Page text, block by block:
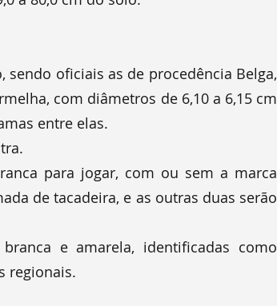
oficiais as de procedência Belga,
com diâmetros de 6,10 a 6,15 cm
entre elas.
para jogar, com ou sem a marca
de tacadeira, e as outras duas serão
e amarela, identificadas como
regionais.